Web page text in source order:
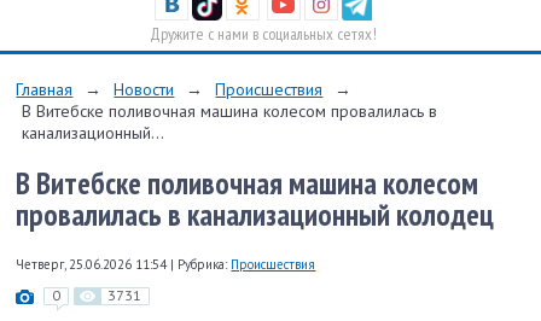
Дружите с нами в социальных сетях!
Главная → Новости → Происшествия
→
В Витебске поливочная машина колесом провалилась в
канализационный...
В Витебске поливочная машина колесом
провалилась в канализационный колодец
Четверг, 25.06.2026 11:54 | Рубрика: Происшествия
0 3731